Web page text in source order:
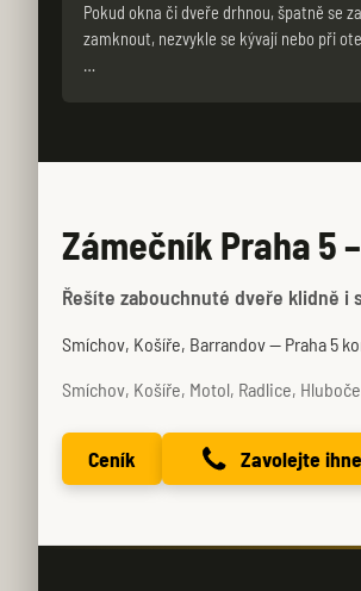
Pokud okna či dveře drhnou, špatně se
zamknout, nezvykle se kývají nebo při
…
Zámečník Praha 5
Řešíte zabouchnuté dveře klidně i
Smíchov, Košíře, Barrandov — Praha 5
Smíchov, Košíře, Motol, Radlice,
Ceník Zavolejte